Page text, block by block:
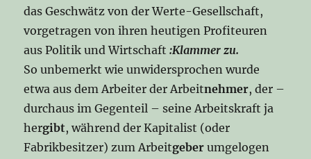
das Geschwätz von der Werte-Gesellschaft,
vorgetragen von ihren heutigen Profiteuren
aus Politik und Wirtschaft:Klammer zu.
So unbemerkt wie unwidersprochen wurde
etwa aus dem Arbeiter der Arbeitnehmer, der –
durchaus im Gegenteil – seine Arbeitskraft ja
hergibt, während der Kapitalist (oder
Fabrikbesitzer) zum Arbeitgeber umgelogen